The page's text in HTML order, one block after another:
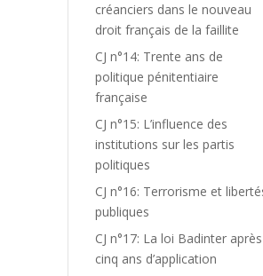
créanciers dans le nouveau
droit français de la faillite
CJ n°14: Trente ans de
politique pénitentiaire
française
CJ n°15: L’influence des
institutions sur les partis
politiques
CJ n°16: Terrorisme et
publiques
CJ n°17: La loi Badinter après
cinq ans d’application